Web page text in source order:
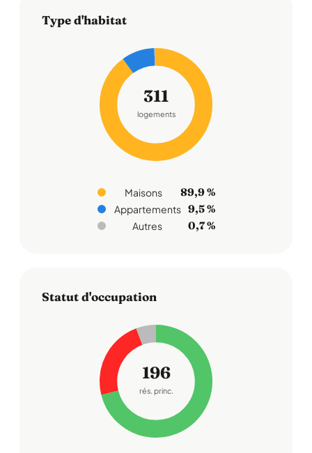
Type d'habitat
311
logements
Maisons 89,9 %
Appartements 9,5 %
Autres 0,7 %
Statut d'occupation
196
rés. princ.